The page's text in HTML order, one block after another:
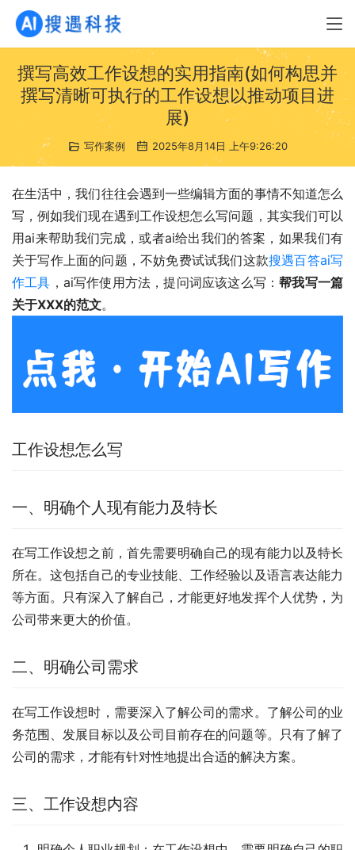
撰写高效工作设想的实用指南(如何构思并
撰写清晰可执行的工作设想以推动项目进
展)
写作案例 2025年8月14日 上午9:26:20
在生活中，我们往往会遇到一些编辑方面的事情不知道怎么
写，例如我们现在遇到工作设想怎么写问题，其实我们可以
用ai来帮助我们完成，或者ai给出我们的答案，如果我们有
关于写作上面的问题，不妨免费试试我们这款搜遇百答ai写
作工具 ，ai写作使用方法，提问词应该这么写：帮我写一篇
关于XXX的范文。
工作设想怎么写
一、明确个人现有能力及特长
在写工作设想之前，首先需要明确自己的现有能力以及特长
所在。这包括自己的专业技能、工作经验以及语言表达能力
等方面。只有深入了解自己，才能更好地发挥个人优势，为
公司带来更大的价值。
二、明确公司需求
在写工作设想时，需要深入了解公司的需求。了解公司的业
务范围、发展目标以及公司目前存在的问题等。只有了解了
公司的需求，才能有针对性地提出合适的解决方案。
三、工作设想内容